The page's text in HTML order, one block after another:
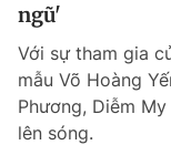
ngũ'
Với sự tham gia
mẫu Võ Hoàng
Phương, Diễm
lên sóng.